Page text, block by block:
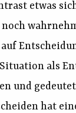
etwas
als
und
hat